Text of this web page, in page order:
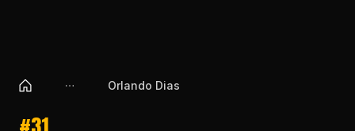
Orlando Dias